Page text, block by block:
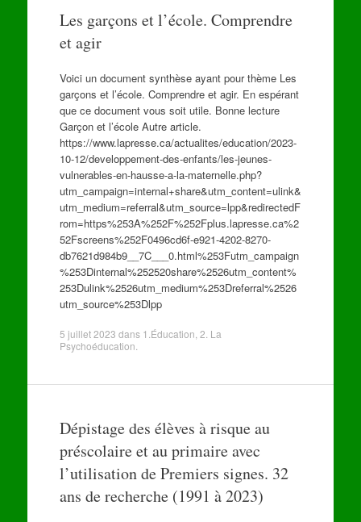
Les garçons et l’école. Comprendre
et agir
Voici un document synthèse ayant pour thème Les
garçons et l’école. Comprendre et agir. En espérant
que ce document vous soit utile. Bonne lecture
Garçon et l’école Autre article.
https://www.lapresse.ca/actualites/education/2023-
10-12/developpement-des-enfants/les-jeunes-
vulnerables-en-hausse-a-la-maternelle.php?
utm_campaign=internal+share&utm_content=ulink&
utm_medium=referral&utm_source=lpp&redirectedF
rom=https%253A%252F%252Fplus.lapresse.ca%2
52Fscreens%252F0496cd6f-e921-4202-8270-
db7621d984b9__7C___0.html%253Futm_campaign
%253Dinternal%252520share%2526utm_content%
253Dulink%2526utm_medium%253Dreferral%2526
utm_source%253Dlpp
5 juillet 2023 dans 1.Éducation 2. La
Psychoéducation
Dépistage des élèves à risque au
préscolaire et au primaire avec
l’utilisation de Premiers signes. 32
ans de recherche (1991 à 2023)